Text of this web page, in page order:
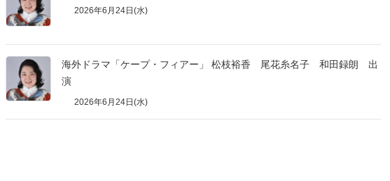
2026年6月24日(水)
海外ドラマ「ケープ・フィアー」 松枝裕香 尾花糸名子 和田録朗 出
演
2026年6月24日(水)